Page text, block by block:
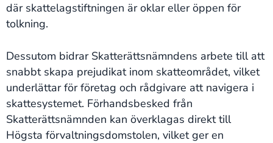
där skattelagstiftningen är oklar eller öppen för
tolkning.
Dessutom bidrar Skatterättsnämndens arbete till att
snabbt skapa prejudikat inom skatteområdet, vilket
underlättar för företag och rådgivare att navigera i
skattesystemet. Förhandsbesked från
Skatterättsnämnden kan överklagas direkt till
Högsta förvaltningsdomstolen, vilket ger en